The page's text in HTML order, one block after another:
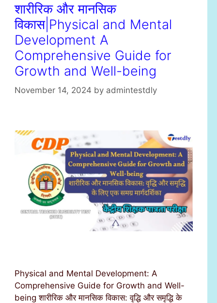
शारीरिक और मानसिक
विकास|Physical and Mental
Development A
Comprehensive Guide for
Growth and Well-being
November 14, 2024 by admintestdly
Physical and Mental Development: A
Comprehensive Guide for Growth and Well-
being शारीरिक और मानसिक विकास: वृद्धि और समृद्धि के